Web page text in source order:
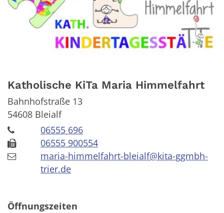
Katholische KiTa Maria Himmelfahrt
Bahnhofstraße 13
54608 Bleialf
06555 696
06555 900554
maria-himmelfahrt-bleialf@kita-ggmbh-
trier.de
Öffnungszeiten